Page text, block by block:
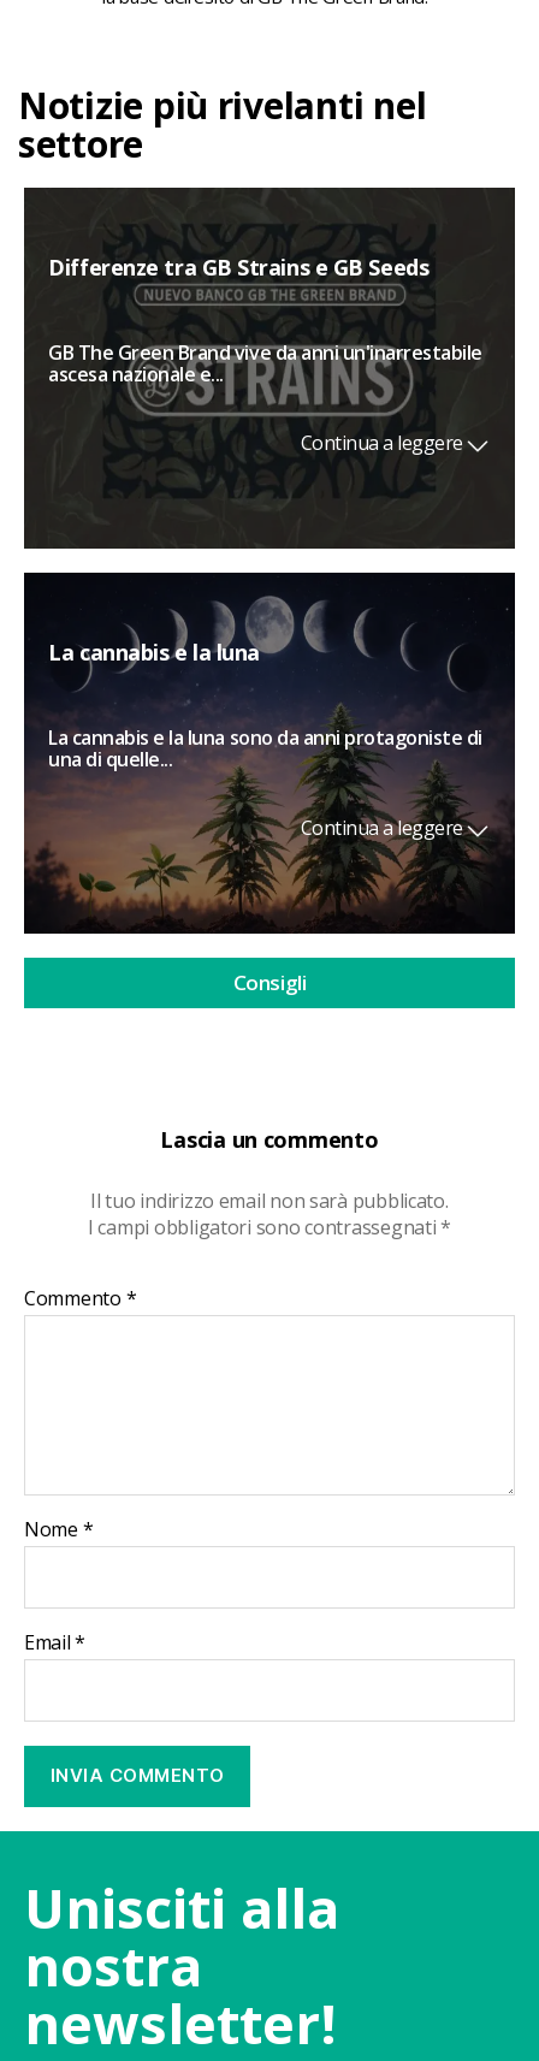
Lascia un commento
Il tuo indirizzo email non sarà pubblicato.
I campi obbligatori sono contrassegnati*
Commento *
Nome *
Email*
Notizie più rivelanti nel
settore
Differenze tra GB Strains e GB Seeds
GB The Green Brand vive da anni un'inarrestabile
ascesa nazionale e...
Continua a leggere
La cannabis e la luna
La cannabis e la luna sono da anni protagoniste di
una di quelle...
Continua a leggere
Consigli
Unisciti alla
nostra
newsletter!